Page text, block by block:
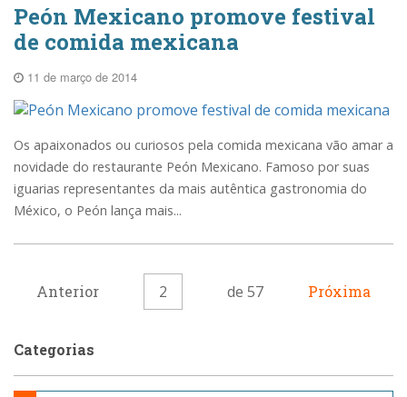
Peón Mexicano promove festival
de comida mexicana
11 de março de 2014
Os apaixonados ou curiosos pela comida mexicana vão amar a
novidade do restaurante Peón Mexicano. Famoso por suas
iguarias representantes da mais autêntica gastronomia do
México, o Peón lança mais...
Anterior 2 de 57 Próxima
Categorias